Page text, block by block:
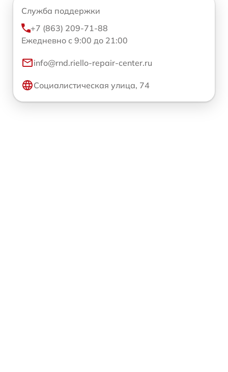
Служба поддержки
+7 (863) 209-71-88
Ежедневно с 9:00 до 21:00
info@rnd.riello-repair-center.ru
Социалистическая улица, 74